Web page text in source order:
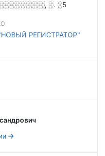
░. ░5
РЕГИСТРАТОР"